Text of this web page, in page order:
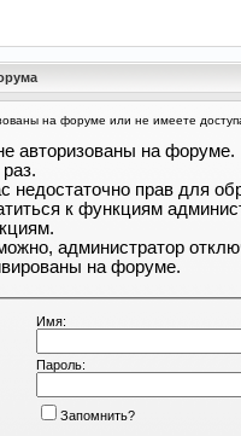
на форуме или не имеете
авторизованы на форуме.
недостаточно прав для
к функциям
администратор
на форуме.
Имя:
Пароль:
Запомнить?